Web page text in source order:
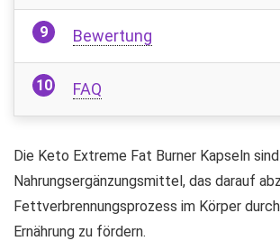
Bewertung
FAQ
Die Keto Extreme Fat Burner Kapseln
Nahrungsergänzungsmittel, das darauf
Fettverbrennungsprozess im Körper
Ernährung zu fördern.